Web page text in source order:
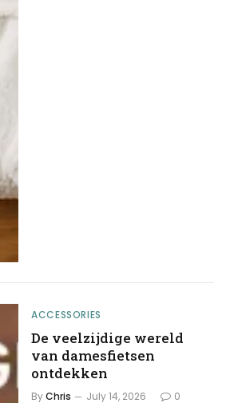
ACCESSORIES
De veelzijdige wereld
van damesfietsen
ontdekken
ByChris July 14, 2026 0